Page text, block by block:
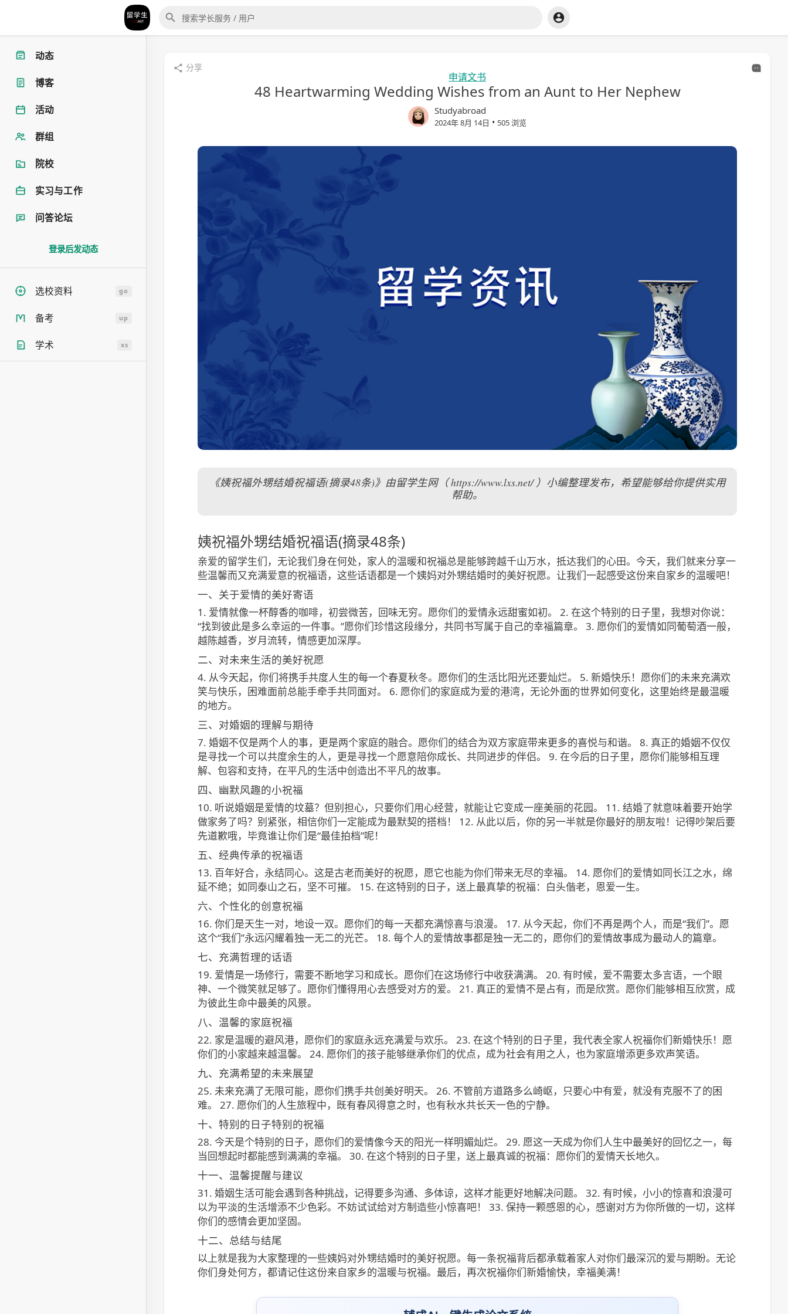
动态
博客
活动
群组
院校
实习与工作
问答论坛
登录后发动态
选校资料 go
备考 up
学术 xs
分享
申请文书
48 Heartwarming Wedding Wishes from an Aunt to Her Nephew
Studyabroad
2024年 8月 14日 • 505 浏览
《姨祝福外甥结婚祝福语(摘录48条)》由留学生网（ https://www.lxs.net/ ）小编整理发布，希望能够给你提供实用
帮助。
姨祝福外甥结婚祝福语(摘录48条)
亲爱的留学生们，无论我们身在何处，家人的温暖和祝福总是能够跨越千山万水，抵达我们的心田。今天，我们就来分享一
些温馨而又充满爱意的祝福语，这些话语都是一个姨妈对外甥结婚时的美好祝愿。让我们一起感受这份来自家乡的温暖吧！
一、关于爱情的美好寄语
1. 爱情就像一杯醇香的咖啡，初尝微苦，回味无穷。愿你们的爱情永远甜蜜如初。 2. 在这个特别的日子里，我想对你说：
“找到彼此是多么幸运的一件事。”愿你们珍惜这段缘分，共同书写属于自己的幸福篇章。 3. 愿你们的爱情如同葡萄酒一般，
越陈越香，岁月流转，情感更加深厚。
二、对未来生活的美好祝愿
4. 从今天起，你们将携手共度人生的每一个春夏秋冬。愿你们的生活比阳光还要灿烂。 5. 新婚快乐！愿你们的未来充满欢
笑与快乐，困难面前总能手牵手共同面对。 6. 愿你们的家庭成为爱的港湾，无论外面的世界如何变化，这里始终是最温暖
的地方。
三、对婚姻的理解与期待
7. 婚姻不仅是两个人的事，更是两个家庭的融合。愿你们的结合为双方家庭带来更多的喜悦与和谐。 8. 真正的婚姻不仅仅
是寻找一个可以共度余生的人，更是寻找一个愿意陪你成长、共同进步的伴侣。 9. 在今后的日子里，愿你们能够相互理
解、包容和支持，在平凡的生活中创造出不平凡的故事。
四、幽默风趣的小祝福
10. 听说婚姻是爱情的坟墓？但别担心，只要你们用心经营，就能让它变成一座美丽的花园。 11. 结婚了就意味着要开始学
做家务了吗？别紧张，相信你们一定能成为最默契的搭档！ 12. 从此以后，你的另一半就是你最好的朋友啦！记得吵架后要
先道歉哦，毕竟谁让你们是“最佳拍档”呢！
五、经典传承的祝福语
13. 百年好合，永结同心。这是古老而美好的祝愿，愿它也能为你们带来无尽的幸福。 14. 愿你们的爱情如同长江之水，绵
延不绝；如同泰山之石，坚不可摧。 15. 在这特别的日子，送上最真挚的祝福：白头偕老，恩爱一生。
六、个性化的创意祝福
16. 你们是天生一对，地设一双。愿你们的每一天都充满惊喜与浪漫。 17. 从今天起，你们不再是两个人，而是“我们”。愿
这个“我们”永远闪耀着独一无二的光芒。 18. 每个人的爱情故事都是独一无二的，愿你们的爱情故事成为最动人的篇章。
七、充满哲理的话语
19. 爱情是一场修行，需要不断地学习和成长。愿你们在这场修行中收获满满。 20. 有时候，爱不需要太多言语，一个眼
神、一个微笑就足够了。愿你们懂得用心去感受对方的爱。 21. 真正的爱情不是占有，而是欣赏。愿你们能够相互欣赏，成
为彼此生命中最美的风景。
八、温馨的家庭祝福
22. 家是温暖的避风港，愿你们的家庭永远充满爱与欢乐。 23. 在这个特别的日子里，我代表全家人祝福你们新婚快乐！愿
你们的小家越来越温馨。 24. 愿你们的孩子能够继承你们的优点，成为社会有用之人，也为家庭增添更多欢声笑语。
九、充满希望的未来展望
25. 未来充满了无限可能，愿你们携手共创美好明天。 26. 不管前方道路多么崎岖，只要心中有爱，就没有克服不了的困
难。 27. 愿你们的人生旅程中，既有春风得意之时，也有秋水共长天一色的宁静。
十、特别的日子特别的祝福
28. 今天是个特别的日子，愿你们的爱情像今天的阳光一样明媚灿烂。 29. 愿这一天成为你们人生中最美好的回忆之一，每
当回想起时都能感到满满的幸福。 30. 在这个特别的日子里，送上最真诚的祝福：愿你们的爱情天长地久。
十一、温馨提醒与建议
31. 婚姻生活可能会遇到各种挑战，记得要多沟通、多体谅，这样才能更好地解决问题。 32. 有时候，小小的惊喜和浪漫可
以为平淡的生活增添不少色彩。不妨试试给对方制造些小惊喜吧！ 33. 保持一颗感恩的心，感谢对方为你所做的一切，这样
你们的感情会更加坚固。
十二、总结与结尾
以上就是我为大家整理的一些姨妈对外甥结婚时的美好祝愿。每一条祝福背后都承载着家人对你们最深沉的爱与期盼。无论
你们身处何方，都请记住这份来自家乡的温暖与祝福。最后，再次祝福你们新婚愉快，幸福美满！